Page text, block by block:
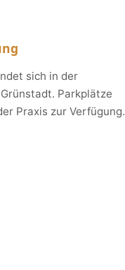
sich in der
Parkplätze
Praxis zur Verfügung.